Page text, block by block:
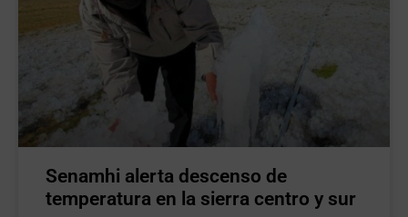
Senamhi alerta descenso de
temperatura en la sierra centro y sur